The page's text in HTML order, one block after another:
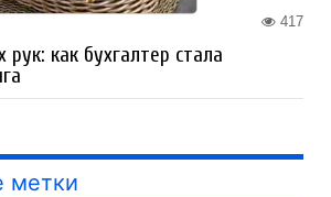
417
рук: как бухгалтер стала
метки